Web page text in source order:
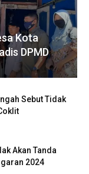
Kota
DPMD
Sebut Tidak
Akan Tanda
2024